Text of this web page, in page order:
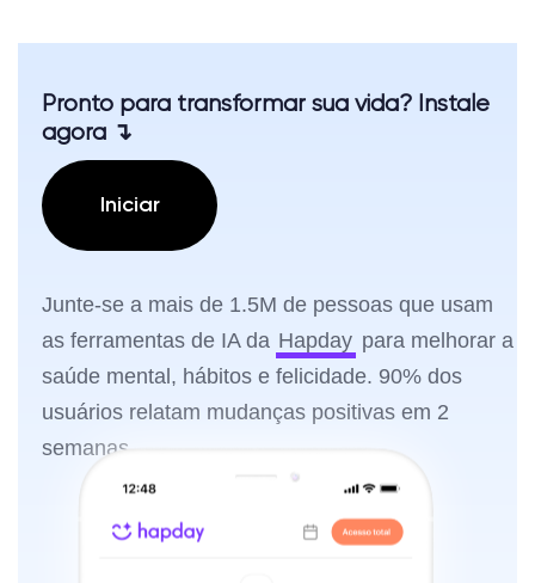
Pronto para transformar sua vida? Instale
agora ↴
Iniciar
Junte-se a mais de 1.5M de pessoas que usam
as ferramentas de IA da Hapday para melhorar a
saúde mental, hábitos e felicidade. 90% dos
usuários relatam mudanças positivas em 2
semanas.